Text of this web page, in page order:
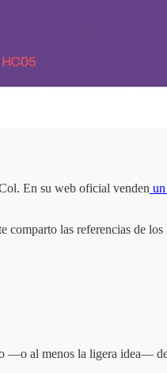
En su web oficial venden
comparto las referencias de
—o al menos la ligera idea—